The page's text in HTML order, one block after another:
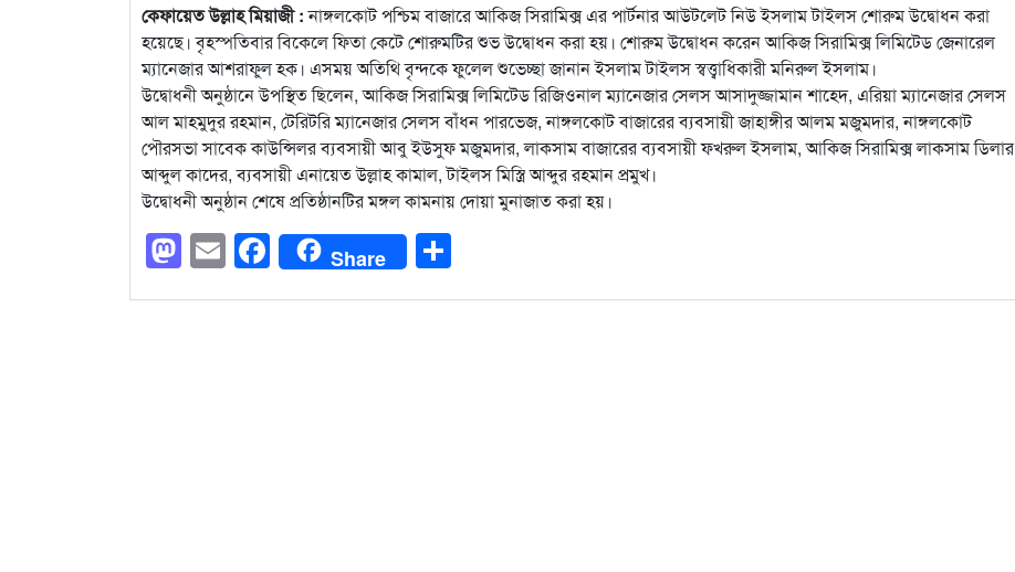
কেফায়েত উল্লাহ মিয়াজী :নাঙ্গলকোট পশ্চিম বাজারে আকিজ সিরামিক্স এর পার্টনার আউটলেট নিউ ইসলাম টাইলস শোরুম উদ্বোধন করা
হয়েছে। বৃহস্পতিবার বিকেলে ফিতা কেটে শোরুমটির শুভ উদ্বোধন করা হয়। শোরুম উদ্বোধন করেন আকিজ সিরামিক্স লিমিটেড জেনারেল
ম্যানেজার আশরাফুল হক। এসময় অতিথি বৃন্দকে ফুলেল শুভেচ্ছা জানান ইসলাম টাইলস স্বত্ত্বাধিকারী মনিরুল ইসলাম।
উদ্বোধনী অনুষ্ঠানে উপস্থিত ছিলেন, আকিজ সিরামিক্স লিমিটেড রিজিওনাল ম্যানেজার সেলস আসাদুজ্জামান শাহেদ, এরিয়া ম্যানেজার সেলস
আল মাহমুদুর রহমান, টেরিটরি ম্যানেজার সেলস বাঁধন পারভেজ, নাঙ্গলকোট বাজারের ব্যবসায়ী জাহাঙ্গীর আলম মজুমদার, নাঙ্গলকোট
পৌরসভা সাবেক কাউন্সিলর ব্যবসায়ী আবু ইউসুফ মজুমদার, লাকসাম বাজারের ব্যবসায়ী ফখরুল ইসলাম, আকিজ সিরামিক্স লাকসাম ডিলার
আব্দুল কাদের, ব্যবসায়ী এনায়েত উল্লাহ কামাল, টাইলস মিস্ত্রি আব্দুর রহমান প্রমুখ।
উদ্বোধনী অনুষ্ঠান শেষে প্রতিষ্ঠানটির মঙ্গল কামনায় দোয়া মুনাজাত করা হয়।
Mastodon
EmailFacebook
Share